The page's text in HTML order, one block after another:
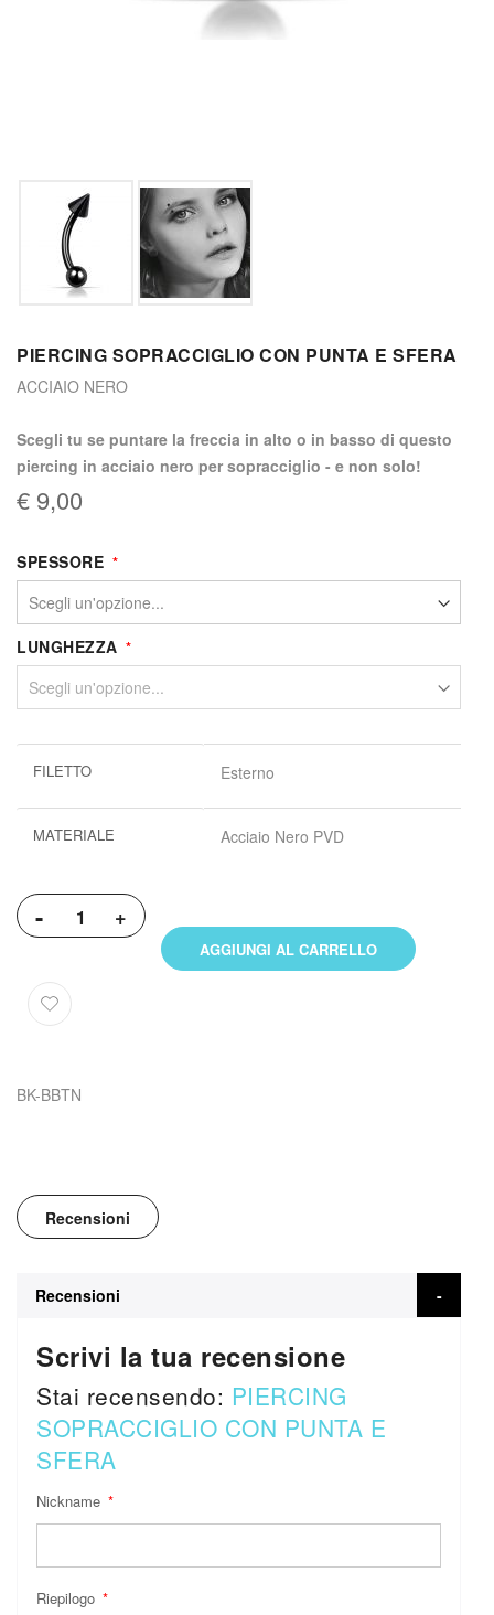
PIERCING SOPRACCIGLIO CON PUNTA E SFERA
ACCIAIO NERO
Scegli tu se puntare la freccia in alto o in basso di questo
piercing in acciaio nero per sopracciglio - e non solo!
€ 9,00
SPESSORE
LUNGHEZZA
informazioni
FILETTO Esterno
MATERIALE Acciaio Nero PVD
- +
AGGIUNGI AL CARRELLO
BK-BBTN
Recensioni
Recensioni
Scrivi la tua recensione
Stai recensendo: PIERCING
SOPRACCIGLIO CON PUNTA E
SFERA
Nickname
Riepilogo